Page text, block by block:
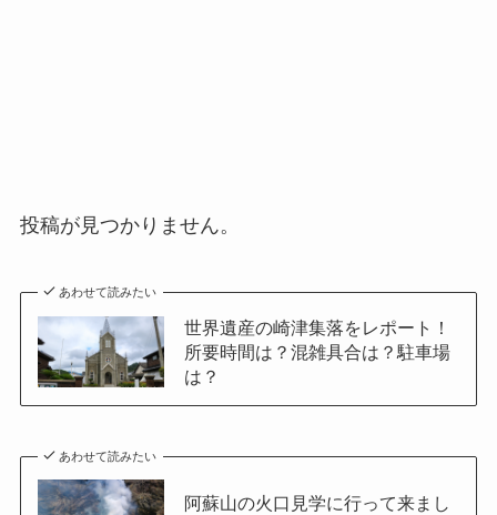
投稿が見つかりません。
あわせて読みたい
世界遺産の崎津集落をレポート！
所要時間は？混雑具合は？駐車場
は？
あわせて読みたい
阿蘇山の火口見学に行って来まし